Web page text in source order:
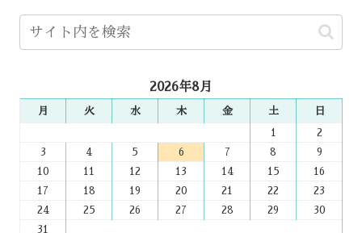
2026年8月
月 火 水 木 金 土 日
1
2
3
4 5 6 7 8
9
10
11 12 13 14 15
16
17
18 19 20 21 22
23
24
25 26 27 28 29
30
31